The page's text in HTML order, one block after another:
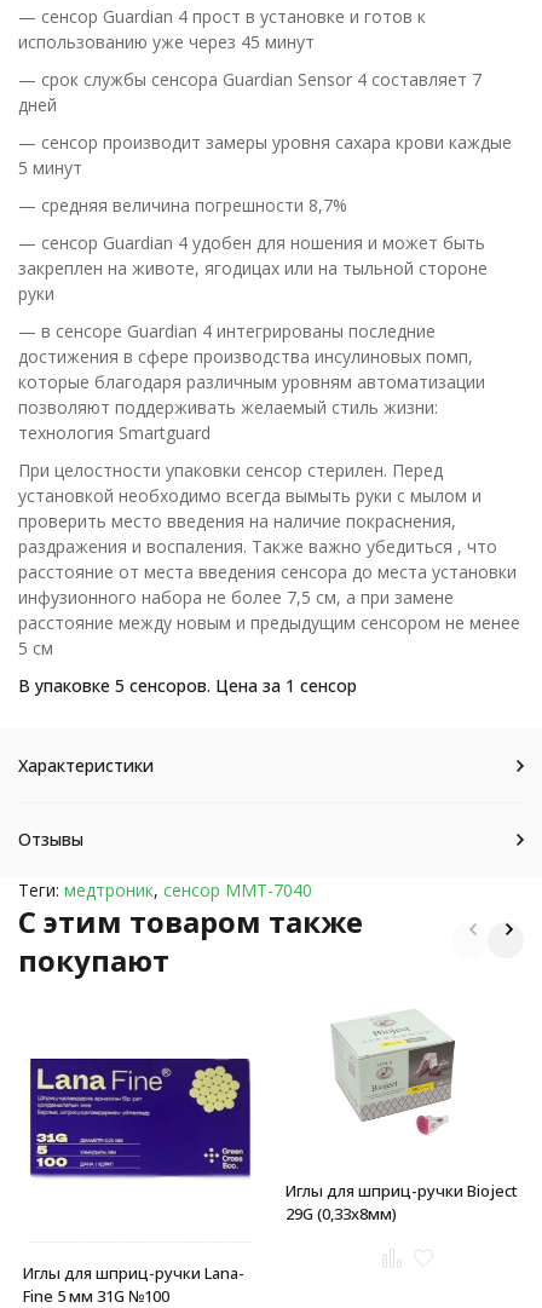
— сенсор Guardian 4 прост в установке и готов к
использованию уже через 45 минут
— срок службы сенсора Guardian Sensor 4 составляет 7
дней
— сенсор производит замеры уровня сахара крови каждые
5 минут
— средняя величина погрешности 8,7%
— сенсор Guardian 4 удобен для ношения и может быть
закреплен на животе, ягодицах или на тыльной стороне
руки
— в сенсоре Guardian 4 интегрированы последние
достижения в сфере производства инсулиновых помп,
которые благодаря различным уровням автоматизации
позволяют поддерживать желаемый стиль жизни:
технология Smartguard
При целостности упаковки сенсор стерилен. Перед
установкой необходимо всегда вымыть руки с мылом и
проверить место введения на наличие покраснения,
раздражения и воспаления. Также важно убедиться , что
расстояние от места введения сенсора до места установки
инфузионного набора не более 7,5 см, а при замене
расстояние между новым и предыдущим сенсором не менее
5 см
В упаковке 5 сенсоров. Цена за 1 сенсор
Характеристики
Отзывы
Теги: медтроник, сенсор ММТ-7040
C этим товаром также
покупают
Иглы для шприц-ручки Lana-
Fine 5 мм 31G №100
Иглы для шприц-ручки Bioject
29G (0,33x8мм)